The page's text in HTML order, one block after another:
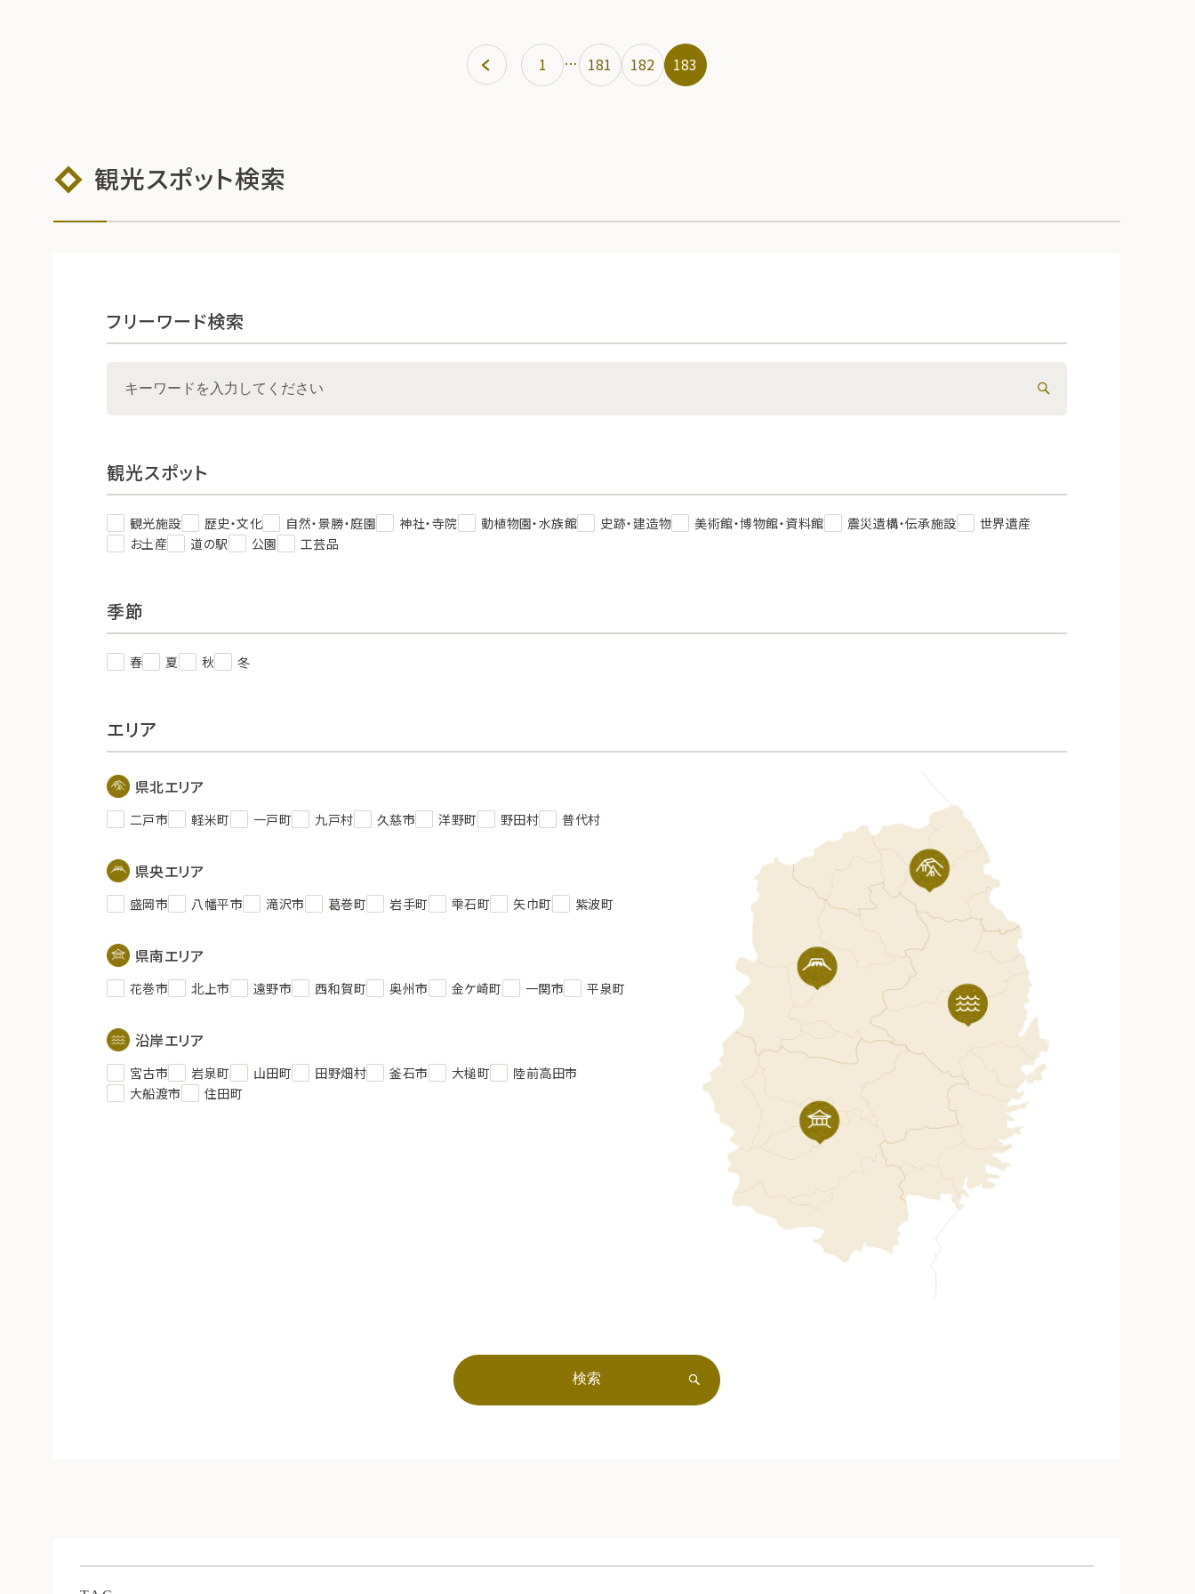
1 … 181 182 183
観光スポット検索
フリーワード検索
観光スポット
観光施設 歴史・文化 自然・景勝・庭園 神社・寺院 動植物園・水族館 史跡・建造物 美術館・博物館・資料館 震災遺構・伝承施設
世界遺産
お土産
道の駅 公園 工芸品
季節
春 夏 秋 冬
エリア
県北エリア
二戸市 軽米町 一戸町 九戸村 久慈市 洋野町 野田村 普代村
県央エリア
盛岡市 八幡平市 滝沢市 葛巻町 岩手町 雫石町 矢巾町 紫波町
県南エリア
花巻市 北上市 遠野市 西和賀町 奥州市 金ケ崎町 一関市 平泉町
沿岸エリア
宮古市 岩泉町 山田町 田野畑村 釜石市 大槌町
陸前高田市
大船渡市
住田町